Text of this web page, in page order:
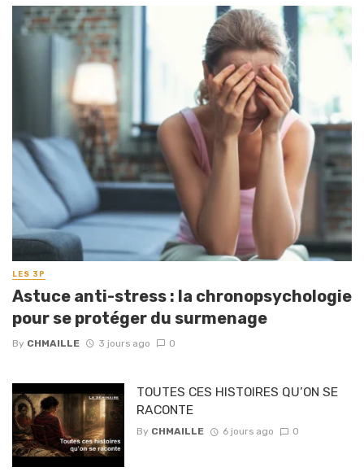
LES 3P
Astuce anti-stress : la chronopsychologie
pour se protéger du surmenage
By CHMAILLE 3 jours ago 0
TOUTES CES HISTOIRES QU’ON SE
RACONTE
By CHMAILLE 6 jours ago 0